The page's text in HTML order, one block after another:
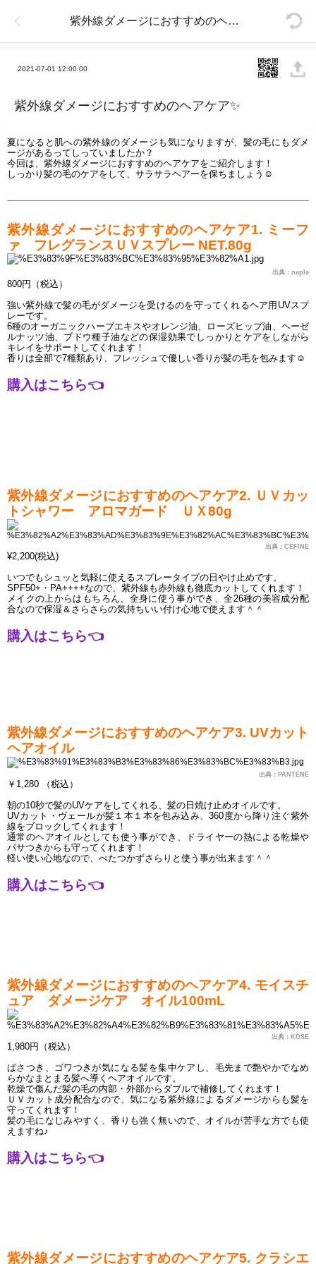
紫外線ダメージにおすすめのヘアケア✨
2021-07-01 12:00:00
紫外線ダメージにおすすめのヘアケア✨
夏になると肌への紫外線のダメージも気になりますが、髪の毛にもダメ
ージがあるってしっていましたか？
今回は、紫外線ダメージにおすすめのヘアケアをご紹介します！
しっかり髪の毛のケアをして、サラサラヘアーを保ちましょう ☺
紫外線ダメージにおすすめのヘアケア1. ミーフ
ァ　フレグランスＵＶスプレー NET.80g
出典：napla
800円（税込）
強い紫外線で髪の毛がダメージを受けるのを守ってくれるヘア用UVスプ
レーです。
6種のオーガニックハーブエキスやオレンジ油、ローズヒップ油、ヘーゼ
ルナッツ油、ブドウ種子油などの保湿効果でしっかりとケアをしながら
キレイをサポートしてくれます！
香りは全部で7種類あり、フレッシュで優しい香りが髪の毛を包みます ☺
購入はこちら👈
紫外線ダメージにおすすめのヘアケア2. ＵＶカッ
トシャワー　アロマガード　ＵＸ80g
出典：CEFINE
¥2,200(税込)
いつでもシュッと気軽に使えるスプレータイプの日やけ止めです。
SPF50+・PA++++なので、紫外線も赤外線も徹底カットしてくれます！
メイクの上から はもちろん、全身に使う事ができ、全26種の美容成分配
合なので保湿＆さらさらの気持ちいい付け心地で使えます＾＾
購入はこちら👈
紫外線ダメージにおすすめのヘアケア3. UVカット
ヘアオイル
出典：PANTENE
￥1,280 （税込）
朝の10秒で髪のUVケアをしてくれる、髪の日焼け止めオイルです。
UVカット・ヴェールが髪１本１本を包み込み、360度から降り注ぐ紫外
線をブロックしてくれます！
通常のヘアオイルとしても使う事ができ、ドライヤーの熱による乾燥や
パサつきからも守ってくれます！
軽い使い心地なので、べたつかずさらりと使う事が出来ます＾＾
購入はこちら👈
紫外線ダメージにおすすめのヘアケア4. モイスチ
ュア　ダメージケア　オイル100mL
出典：KOSE
1,980円（税込）
ぱさつき、ゴワつきが気になる髪を集中ケアし、毛先まで艶やかでなめ
らかなまとまる髪へ導くヘアオイルです。
乾燥で傷んだ髪の毛の内部・外部からダブルで補修してくれます！
ＵＶカット成分配合なので、気になる紫外線によるダメージからも髪を
守ってくれます！
髪の毛になじみやすく、香りも強く無いので、オイルが苦手な方でも使
えますね♪
購入はこちら👈
紫外線ダメージにおすすめのヘアケア5. クラシエ